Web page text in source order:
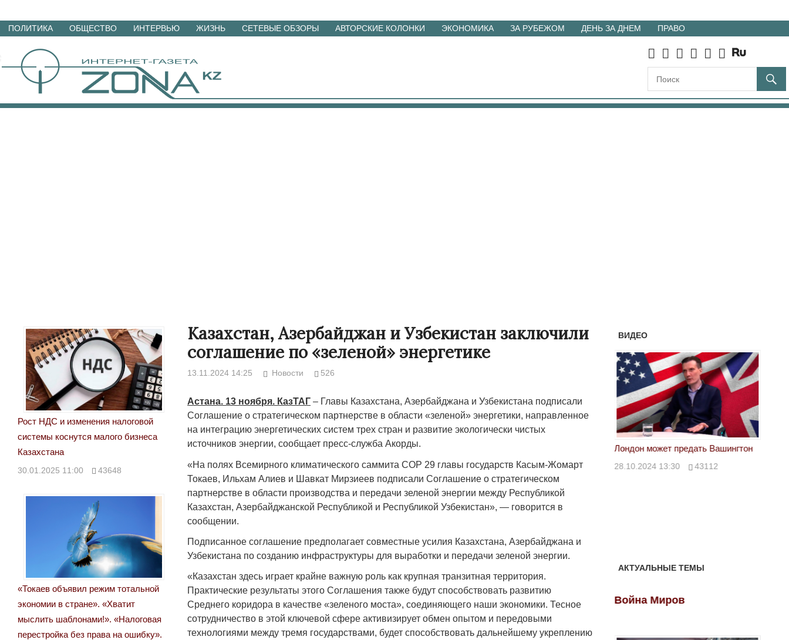
Перейти
материалам
ПОЛИТИКА ОБЩЕСТВО ИНТЕРВЬЮ ЖИЗНЬ СЕТЕВЫЕ ОБЗОРЫ АВТОРСКИЕ КОЛОНКИ ЭКОНОМИКА ЗА РУБЕЖОМ ДЕНЬ ЗА ДНЕМ ПРАВО
Казахстан, Азербайджан и Узбекистан заключили
соглашение по «зеленой» энергетике
13.11.2024 14:25 Новости 526
Астана. 13 ноября. КазТАГ – Главы Казахстана, Азербайджана и Узбекистана подписали
Соглашение о стратегическом партнерстве в области «зеленой» энергетики, направленное
на интеграцию энергетических систем трех стран и развитие экологически чистых
источников энергии, сообщает пресс-служба Акорды.
«На полях Всемирного климатического саммита СOP 29 главы государств Касым-Жомарт
Токаев, Ильхам Алиев и Шавкат Мирзиеев подписали Соглашение о стратегическом
партнерстве в области производства и передачи зеленой энергии между Республикой
Казахстан, Азербайджанской Республикой и Республикой Узбекистан», — говорится в
сообщении.
Подписанное соглашение предполагает совместные усилия Казахстана, Азербайджана и
Узбекистана по созданию инфраструктуры для выработки и передачи зеленой энергии.
«Казахстан здесь играет крайне важную роль как крупная транзитная территория.
Практические результаты этого Соглашения также будут способствовать развитию
Среднего коридора в качестве «зеленого моста», соединяющего наши экономики. Тесное
сотрудничество в этой ключевой сфере активизирует обмен опытом и передовыми
технологиями между тремя государствами, будет способствовать дальнейшему укреплению
Рост НДС и изменения налоговой
системы коснутся малого бизнеса
Казахстана
30.01.2025 11:00 43648
«Токаев объявил режим тотальной
экономии в стране». «Хватит
мыслить шаблонами!». «Налоговая
перестройка без права на ошибку».
ВИДЕО
Народ выбрал свет
17.10.2024 17:00 29972
Странная забастовка в Жанаозене.
Дарига не ждёт конфискации.
Авиакомпании сравнили с
мошенниками
30.10.2024 14:00 28888
правды»
29.10.2024 09:00 39623
Лондон может предать Вашингтон
28.10.2024 13:30 43112
АКТУАЛЬНЫЕ ТЕМЫ
Война Миров Война Миров